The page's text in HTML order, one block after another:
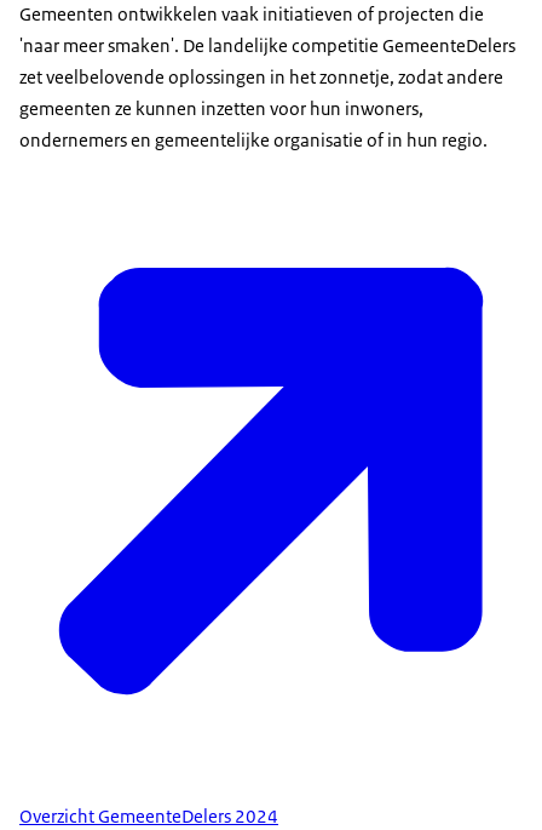
Gemeenten ontwikkelen vaak initiatieven of projecten die
'naar meer smaken'. De landelijke competitie GemeenteDelers
zet veelbelovende oplossingen in het zonnetje, zodat andere
gemeenten ze kunnen inzetten voor hun inwoners,
ondernemers en gemeentelijke organisatie of in hun regio.
Overzicht GemeenteDelers 2024